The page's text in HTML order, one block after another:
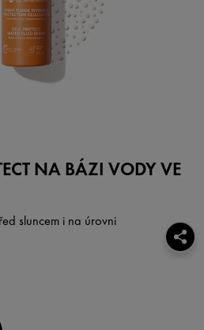
NA BÁZI VODY VE
sluncem i na úrovni